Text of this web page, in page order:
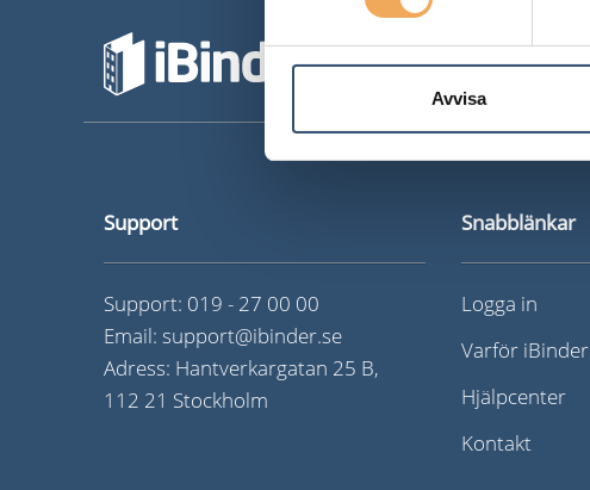
Avvisa
Support
Support: 019 - 27 00 00
Email: support@ibinder.se
Adress: Hantverkargatan 25 B,
112 21 Stockholm
Snabblänkar
Logga in
Varför iBinder
Hjälpcenter
Kontakt